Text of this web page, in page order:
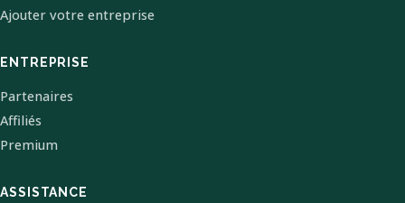
Ajouter votre entreprise
ENTREPRISE
Partenaires
Affiliés
Premium
ASSISTANCE